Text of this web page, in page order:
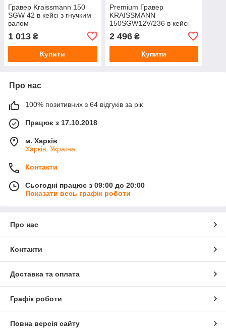
Гравер Kraissmann 150
SGW 42 в кейсі з гнучким
валом
1 013 ₴
Купити
Premium Гравер
KRAISSMANN
150SGW12V/236 в кейсі
2 496₴
Купити
Про нас
100% позитивних з 64 відгуків за рік
Працює з 17.10.2018
м. Харків
Харків, Україна
Контакти
Сьогодні працює з 09:00 до 20:00
Показати весь графік роботи
Про нас
Контакти
Доставка та оплата
Графік роботи
Повна версія сайту